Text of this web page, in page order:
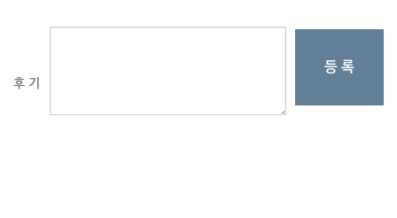
후 기
등 록